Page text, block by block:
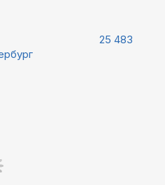
25 483